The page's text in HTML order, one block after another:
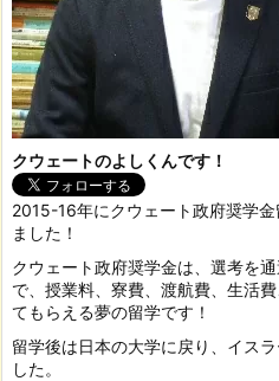
クウェートのよしくんです！
2015-16年にクウェート政府奨学
ました！
クウェート政府奨学金は、選考を
で、授業料、寮費、渡航費、生活
てもらえる夢の留学です！
留学後は日本の大学に戻り、イス
した。